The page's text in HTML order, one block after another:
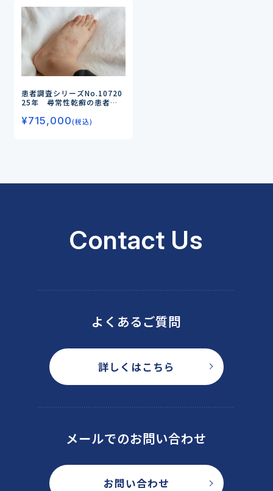
患者調査シリーズNo.10720
25年 尋常性乾癬の患者調
学的製剤の処方状況と使用評
価、薬物治療の満足度、今後
¥715,000(税込)
Contact Us
よくあるご質問
詳しくはこちら
メールでのお問い合わせ
お問い合わせ